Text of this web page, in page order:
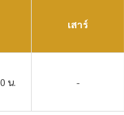
เสาร์
น. -